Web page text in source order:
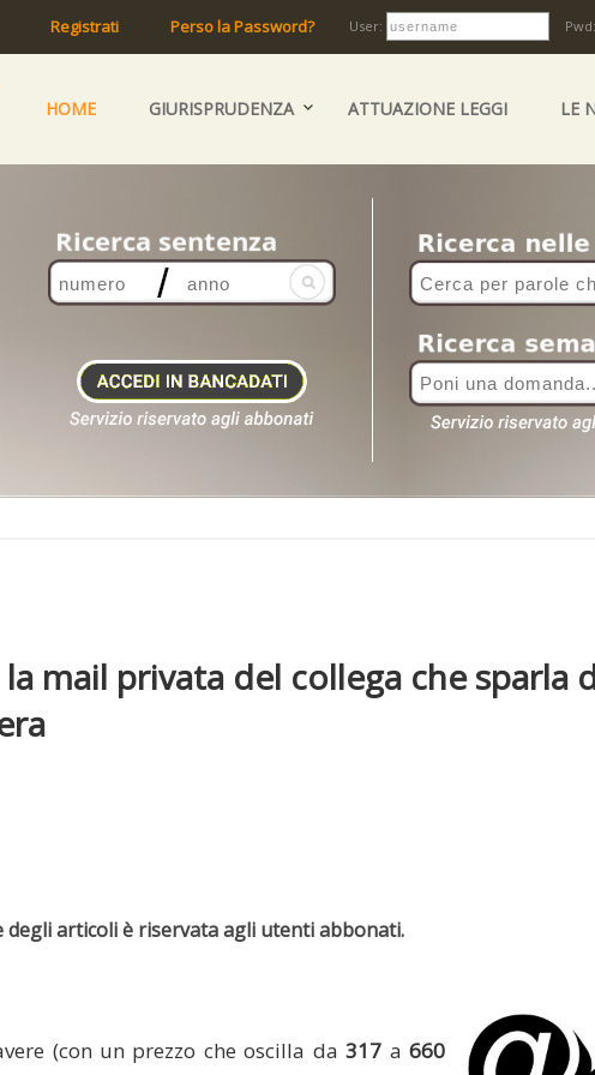
Registrati Perso la Password? User:
HOME GIURISPRUDENZA ATTUAZIONE LEGGI LE
mail privata del collega che sparla
degli articoli è riservata agli utenti abbonati.
(con un prezzo che oscilla da317 a660